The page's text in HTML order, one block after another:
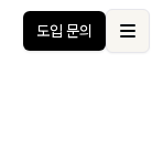
도입 문의